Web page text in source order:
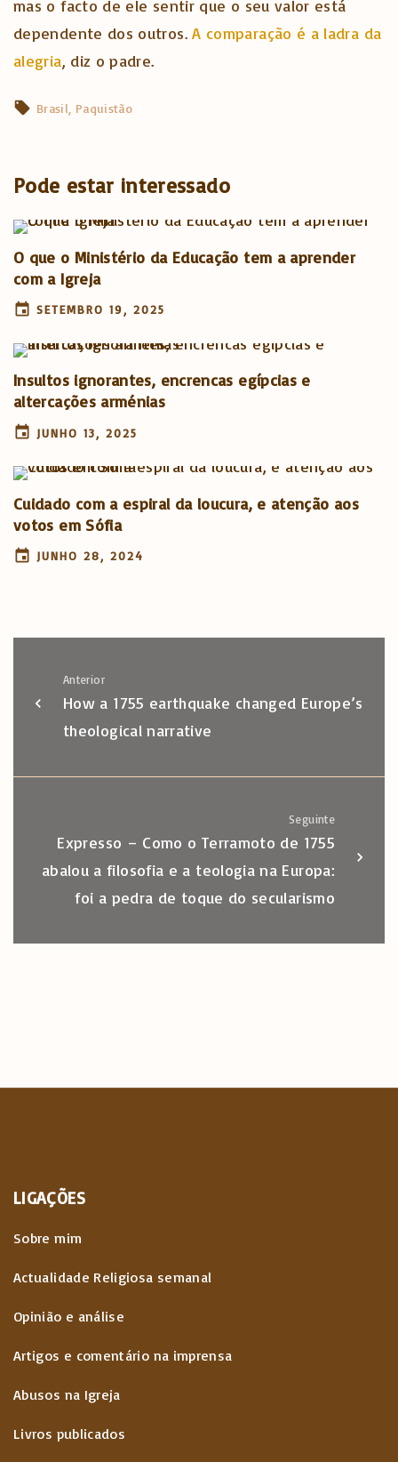
mas o facto de ele sentir que o seu valor está
dependente dos outros.A comparação é a ladra da
alegria, diz o padre.
Brasil Paquistão
Pode estar interessado
O que o Ministério da Educação tem a aprender
com a Igreja
SETEMBRO 19, 2025
Insultos ignorantes, encrencas egípcias e
altercações arménias
JUNHO 13, 2025
Cuidado com a espiral da loucura, e atenção aos
votos em Sófia
JUNHO 28, 2024
Anterior
How a 1755 earthquake changed Europe’s
theological narrative
Seguinte
Expresso – Como o Terramoto de 1755
abalou a filosofia e a teologia na Europa:
foi a pedra de toque do secularismo
LIGAÇÕES
Sobre mim
Actualidade Religiosa semanal
Opinião e análise
Artigos e comentário na imprensa
Abusos na Igreja
Livros publicados